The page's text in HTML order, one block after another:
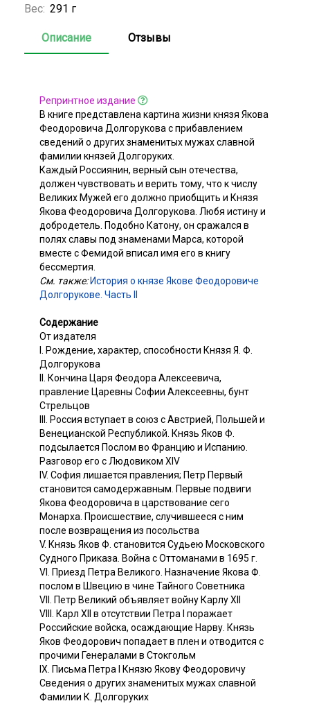
Вес: 291 г
Описание Отзывы
Репринтное издание
В книге представлена картина жизни князя Якова
Феодоровича Долгорукова с прибавлением
сведений о других знаменитых мужах славной
фамилии князей Долгоруких.
Каждый Россиянин, верный сын отечества,
должен чувствовать и верить тому, что к числу
Великих Мужей его должно приобщить и Князя
Якова Феодоровича Долгорукова. Любя истину и
добродетель. Подобно Катону, он сражался в
полях славы под знаменами Марса, которой
вместе с Фемидой вписал имя его в книгу
бессмертия.
См. также: История о князе Якове Феодоровиче
Долгорукове. Часть II
Содержание
От издателя
I. Рождение, характер, способности Князя Я. Ф.
Долгорукова
II. Кончина Царя Феодора Алексеевича,
правление Царевны Софии Алексеевны, бунт
Стрельцов
III. Россия вступает в союз с Австрией, Польшей и
Венецианской Республикой. Князь Яков Ф.
подсылается Послом во Францию и Испанию.
Разговор его с Людовиком XIV
IV. София лишается правления; Петр Первый
становится самодержавным. Первые подвиги
Якова Феодоровича в царствование сего
Монарха. Происшествие, случившееся с ним
после возвращения из посольства
V. Князь Яков Ф. становится Судьею Московского
Судного Приказа. Война с Оттоманами в 1695 г.
VI. Приезд Петра Великого. Назначение Якова Ф.
послом в Швецию в чине Тайного Советника
VII. Петр Великий объявляет войну Карлу XII
VIII. Карл XII в отсутствии Петра I поражает
Российские войска, осаждающие Нарву. Князь
Яков Феодорович попадает в плен и отводится с
прочими Генералами в Стокгольм
IX. Письма Петра I Князю Якову Феодоровичу
Сведения о других знаменитых мужах славной
Фамилии К. Долгоруких